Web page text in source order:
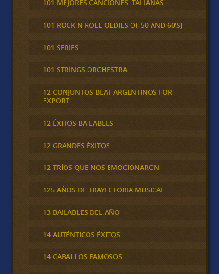
101 MEJORES CANCIONES ITALIANAS
101 ROCK N ROLL OLDIES OF 50 AND 60'S}
101 SERIES
101 STRINGS ORCHESTRA
12 CONJUNTOS BEAT ARGENTINOS FOR
EXPORT
12 ÉXITOS BAILABLES
12 GRANDES ÉXITOS
12 TRÍOS QUE NOS EMOCIONARON
125 AÑOS DE TRAYECTORIA MUSICAL
13 BAILABLES DEL AÑO
14 AUTÉNTICOS ÉXITOS
14 CABALLOS FAMOSOS